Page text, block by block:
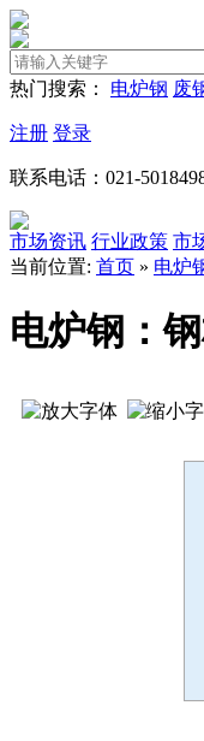
热门搜索： 电炉钢 废
注册 登录
联系电话：021-
市场资讯 行业政策 市
当前位置: 首页 » 电炉
电炉钢：